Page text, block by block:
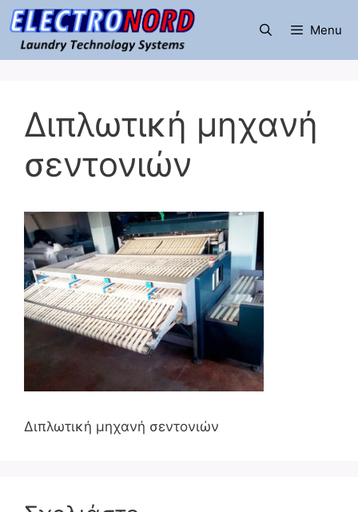
Μετάβαση
σε
περιεχόμενο
Menu
Διπλωτική μηχανή
σεντονιών
Διπλωτική μηχανή σεντονιών